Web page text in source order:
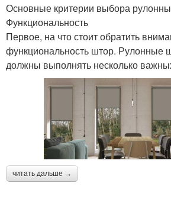
Основные критерии выбора
Функциональность
Первое, на что стоит обратить
функциональность штор. Рулонные
должны выполнять несколько
читать дальше →